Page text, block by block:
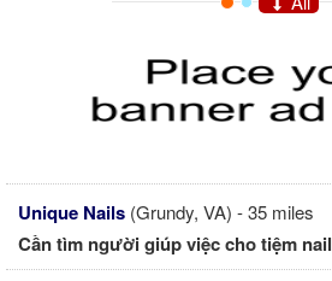
Unique Nails (Grundy, VA) - 35 miles
Cần tìm người giúp việc cho tiệm nail